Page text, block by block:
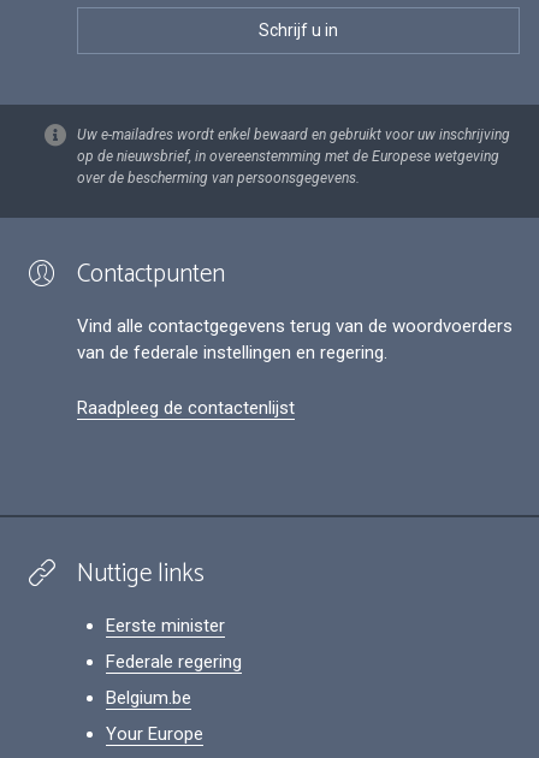
Uw e-mailadres wordt enkel bewaard en gebruikt voor uw inschrijving
op de nieuwsbrief, in overeenstemming met de Europese wetgeving
over de bescherming van persoonsgegevens.
Contactpunten
Vind alle contactgegevens terug van de woordvoerders
van de federale instellingen en regering.
Raadpleeg de contactenlijst
Nuttige links
Eerste minister
Federale regering
Belgium.be
Your Europe